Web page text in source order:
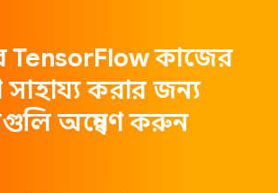
কাজের
সাহায্য করার জন্য
অন্বেষণ করুন